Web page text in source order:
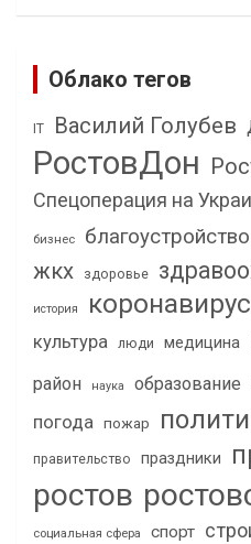
Облако тегов
IT Василий Голубев
РостовДон
Спецоперация на
бизнес благоустройство
жкх здоровье
история коронавирус
культура люди медицина
район
наука образование
погода пожар
правительство праздники
ростов
социальная сфера спорт